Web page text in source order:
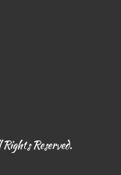
Reserved.